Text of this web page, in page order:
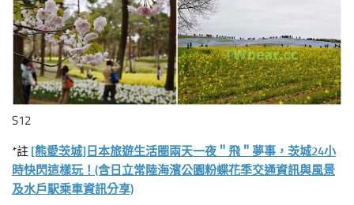
S12
*註 [熊愛茨城]日本旅遊生活圈兩天一夜＂飛＂夢事，茨城24小
時快閃這樣玩！(含日立常陸海濱公園粉蝶花季交通資訊與風景
及水戶駅乘車資訊分享)